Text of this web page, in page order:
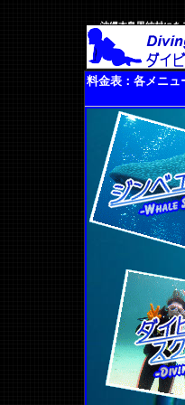
沖縄本島恩納村に
料金表：各メニュ